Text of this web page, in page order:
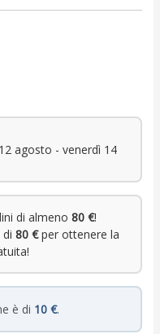
agosto - venerdì 14
di almeno 80 €!
80 €per ottenere la
è di 10 €.